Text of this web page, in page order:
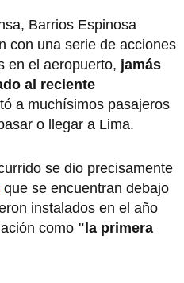
Barrios Espinosa
con una serie de acciones
en el aeropuerto, jamás
al reciente
a muchísimos pasajeros
o llegar a Lima.
se dio precisamente
que se encuentran debajo
instalados en el año
como "la primera